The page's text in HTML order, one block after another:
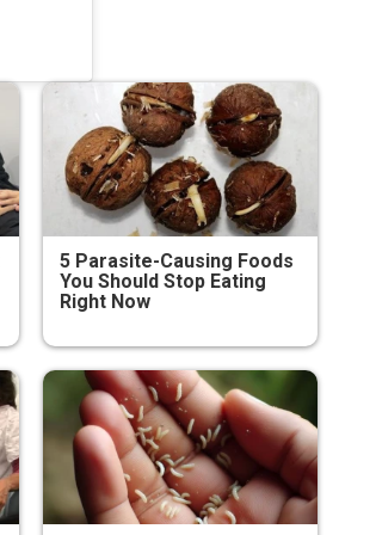
5 Parasite-Causing Foods
You Should Stop Eating
Right Now